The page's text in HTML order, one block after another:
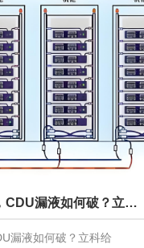
如何破？立科给出“芯”方案
漏液如何破？立科给